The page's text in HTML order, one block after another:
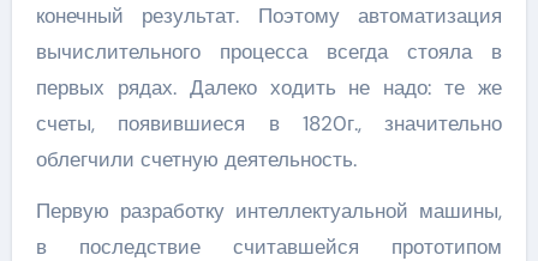
конечный результат. Поэтому автоматизация
вычислительного процесса всегда стояла в
первых рядах. Далеко ходить не надо: те же
счеты, появившиеся в 1820г., значительно
облегчили счетную деятельность.
Первую разработку интеллектуальной машины,
в последствие считавшейся прототипом